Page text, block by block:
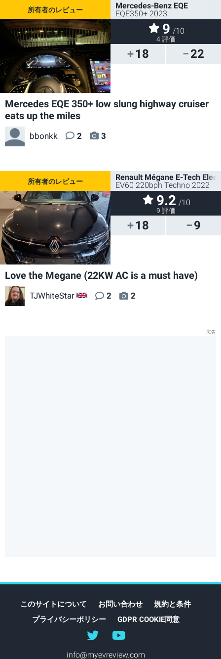
18 22
Mercedes-Benz EQE
EQE350+ 2023
9 /10
4 評価
Mercedes EQE 350+ low slung highway cruiser
eats up the miles
bbonkk 2 3
18 9
Renault Mégane E-Tech
EV60 220bph Techno 2022
9.2 /10
9 評価
Love the Megane (22KW AC is a must have)
TJWhiteStar GB 2 2
このサイトについて お問い合わせ
規約と条件
プライバシーポリシー
GDPR COOKIE同意
@myEVreview
info@myevreview.com